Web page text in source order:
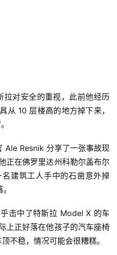
对安全的重视，此前他经历
从 10 层楼高的地方掉下来，
Ale Resnik 分享了一张事故现
正在佛罗里达州科勒尔盖布尔
建筑工人手中的石凿意外掉
击中了特斯拉 Model X 的车
上正好落在他孩子的汽车座椅
不稳，情况可能会很糟糕。